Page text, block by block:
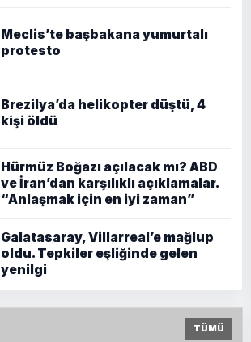
Meclis’te başbakana yumurtalı
protesto
Brezilya’da helikopter düştü, 4
kişi öldü
Hürmüz Boğazı açılacak mı? ABD
ve İran’dan karşılıklı açıklamalar.
“Anlaşmak için en iyi zaman”
Galatasaray, Villarreal’e mağlup
oldu. Tepkiler eşliğinde gelen
yenilgi
TÜMÜ